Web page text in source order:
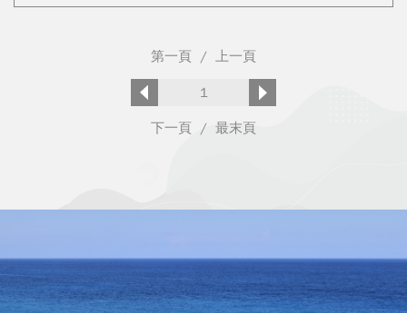
第一頁 / 上一頁
1
下一頁 / 最末頁